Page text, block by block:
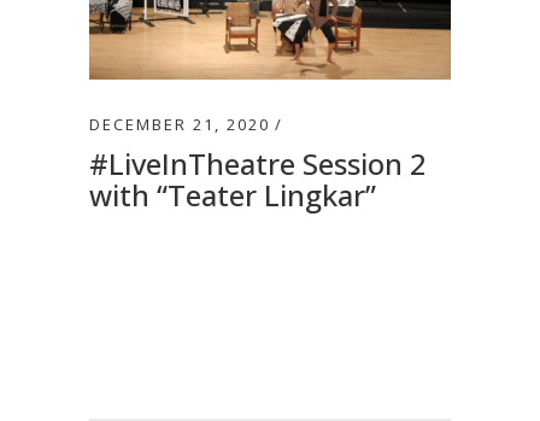
DECEMBER 21, 2020
#LiveInTheatre Session 2
with “Teater Lingkar”